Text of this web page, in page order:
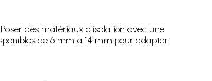
des matériaux d'isolation avec une
de 6 mm à 14 mm pour adapter